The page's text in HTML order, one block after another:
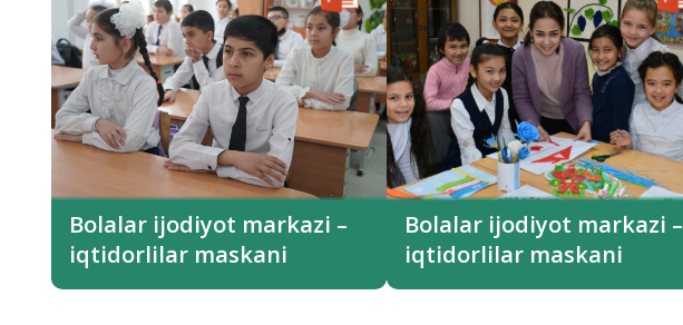
Bolalar ijodiyot markazi –
iqtidorlilar maskani
Bolalar ijodiyot markazi –
iqtidorlilar maskani